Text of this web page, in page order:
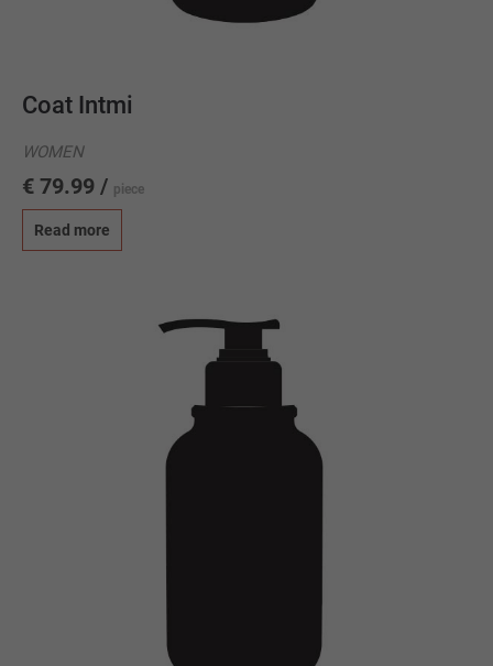
Coat Intmi
WOMEN
€ 79.99 / piece
Read more